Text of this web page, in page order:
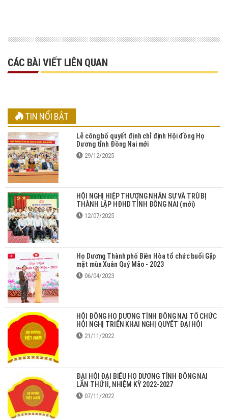
CÁC BÀI VIẾT LIÊN QUAN
TIN NỔI BẬT
Lễ công bố quyết định chỉ định Hội đồng Họ
Dương tỉnh Đồng Nai mới
29/12/2025
HỘI NGHỊ HIỆP THƯƠNG NHÂN SỰ VÀ TRÙ BỊ
THÀNH LẬP HĐHD TỈNH ĐỒNG NAI (mới)
12/07/2025
Họ Dương Thành phố Biên Hòa tổ chức buổi Gặp
mặt mùa Xuân Quý Mão - 2023
06/04/2023
HỘI ĐỒNG HỌ DƯƠNG TỈNH ĐỒNG NAI TỔ CHỨC
HỘI NGHỊ TRIỂN KHAI NGHỊ QUYẾT ĐẠI HỘI
21/11/2022
ĐẠI HỘI ĐẠI BIỂU HỌ DƯƠNG TỈNH ĐỒNG NAI
LẦN THỨ II, NHIỆM KỲ 2022-2027
07/11/2022